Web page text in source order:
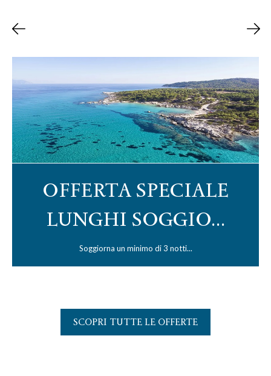
OFFERTA SPECIALE
LUNGHI SOGGIO...
Soggiorna un minimo di 3 notti...
SCOPRI TUTTE LE OFFERTE